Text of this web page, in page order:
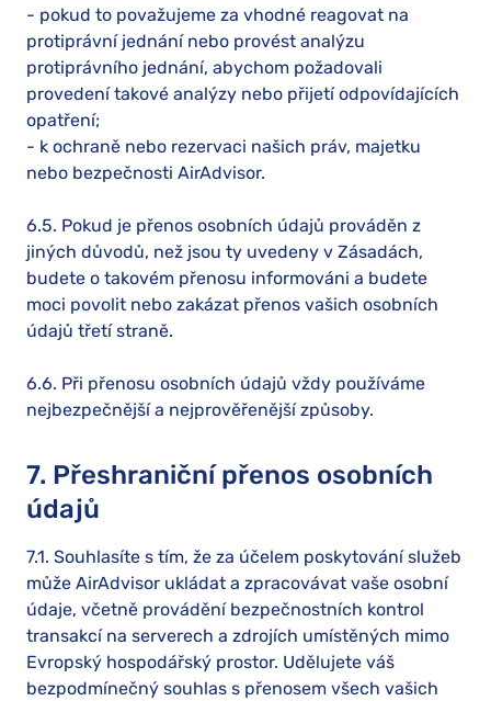
- pokud to považujeme za vhodné reagovat na
protiprávní jednání nebo provést analýzu
protiprávního jednání, abychom požadovali
provedení takové analýzy nebo přijetí odpovídajících
opatření;
- k ochraně nebo rezervaci našich práv, majetku
nebo bezpečnosti AirAdvisor.
6.5. Pokud je přenos osobních údajů prováděn z
jiných důvodů, než jsou ty uvedeny v Zásadách,
budete o takovém přenosu informováni a budete
moci povolit nebo zakázat přenos vašich osobních
údajů třetí straně.
6.6. Při přenosu osobních údajů vždy používáme
nejbezpečnější a nejprověřenější způsoby.
7. Přeshraniční přenos osobních
údajů
7.1. Souhlasíte s tím, že za účelem poskytování služeb
může AirAdvisor ukládat a zpracovávat vaše osobní
údaje, včetně provádění bezpečnostních kontrol
transakcí na serverech a zdrojích umístěných mimo
Evropský hospodářský prostor. Udělujete váš
bezpodmínečný souhlas s přenosem všech vašich